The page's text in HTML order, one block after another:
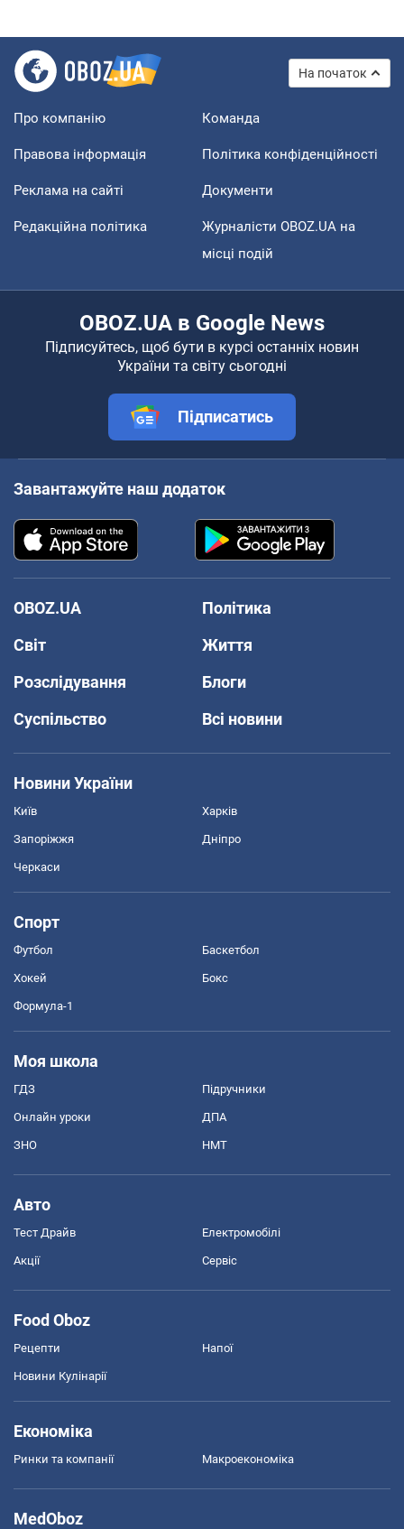
На початок
Про компанію Команда
Правова інформація Політика конфіденційності
Реклама на сайті Документи
Редакційна політика
Журналісти OBOZ.UA на
місці подій
OBOZ.UA в Google News
Підписуйтесь, щоб бути в курсі останніх новин
України та світу сьогодні
Підписатись
Завантажуйте наш додаток
OBOZ.UA
Політика
Світ
Життя
Розслідування
Блоги
Суспільство
Всі новини
Новини України
Київ Харків
Запоріжжя Дніпро
Черкаси
Спорт
Футбол Баскетбол
Хокей Бокс
Формула-1
Моя школа
ГДЗ Підручники
Онлайн уроки ДПА
ЗНО НМТ
Авто
Тест Драйв Електромобілі
Акції Сервіс
Food Oboz
Рецепти Напої
Новини Кулінарії
Економіка
Ринки та компанії Макроекономіка
MedOboz